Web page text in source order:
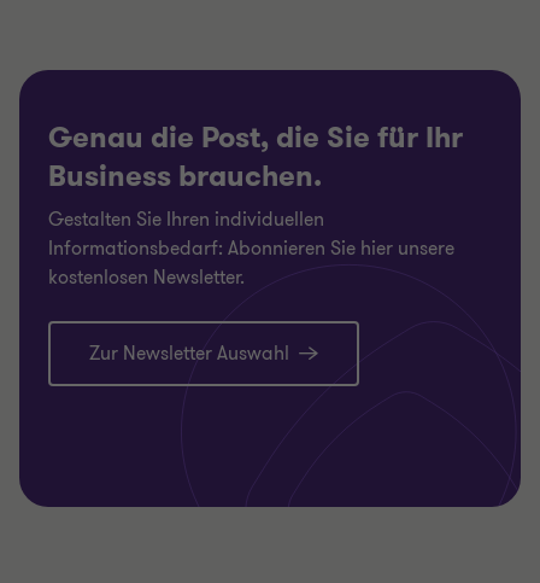
Genau die Post, die Sie für Ihr
Business brauchen.
Gestalten Sie Ihren individuellen
Informationsbedarf: Abonnieren Sie hier unsere
kostenlosen Newsletter.
Zur Newsletter Auswahl